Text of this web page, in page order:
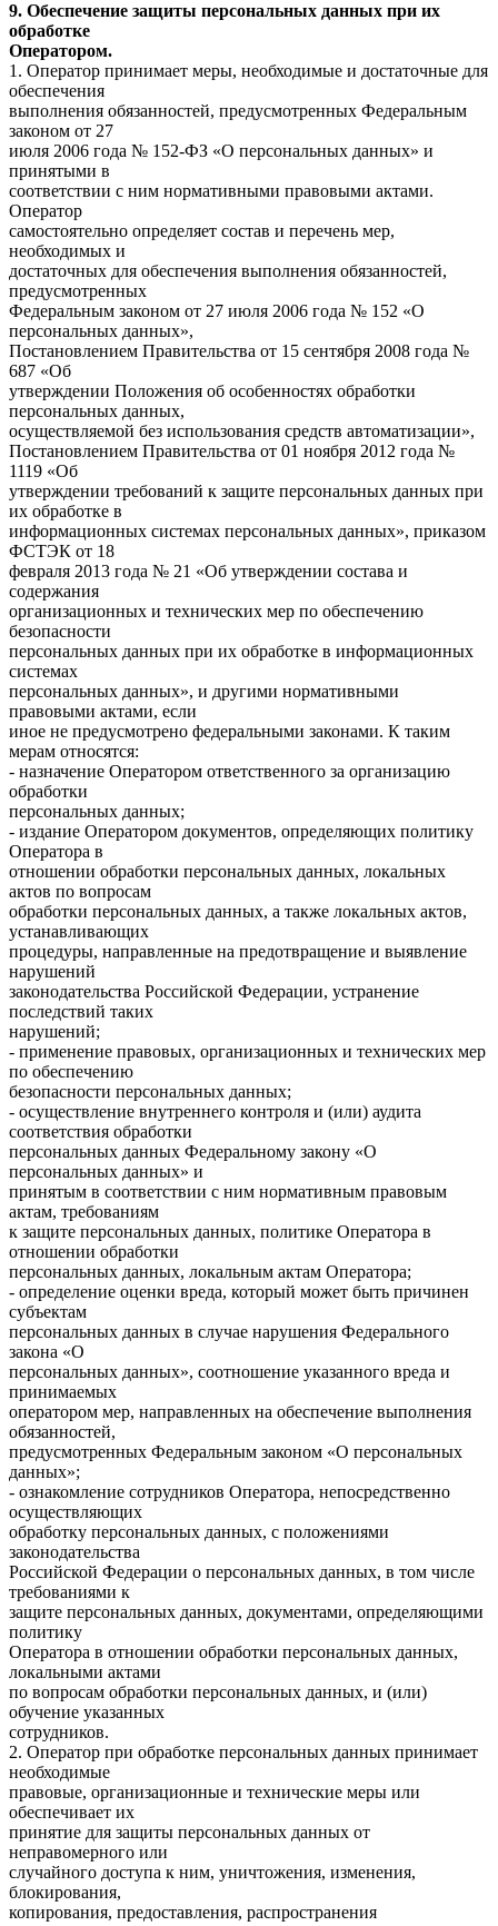
9. Обеспечение защиты персональных данных при их
обработке
Оператором.
1. Оператор принимает меры, необходимые и достаточные для
обеспечения
выполнения обязанностей, предусмотренных Федеральным
законом от 27
июля 2006 года № 152-ФЗ «О персональных данных» и
принятыми в
соответствии с ним нормативными правовыми актами.
Оператор
самостоятельно определяет состав и перечень мер,
необходимых и
достаточных для обеспечения выполнения обязанностей,
предусмотренных
Федеральным законом от 27 июля 2006 года № 152 «О
персональных данных»,
Постановлением Правительства от 15 сентября 2008 года №
687 «Об
утверждении Положения об особенностях обработки
персональных данных,
осуществляемой без использования средств автоматизации»,
Постановлением Правительства от 01 ноября 2012 года №
1119 «Об
утверждении требований к защите персональных данных при
их обработке в
информационных системах персональных данных», приказом
ФСТЭК от 18
февраля 2013 года № 21 «Об утверждении состава и
содержания
организационных и технических мер по обеспечению
безопасности
персональных данных при их обработке в информационных
системах
персональных данных», и другими нормативными
правовыми актами, если
иное не предусмотрено федеральными законами. К таким
мерам относятся:
- назначение Оператором ответственного за организацию
обработки
персональных данных;
- издание Оператором документов, определяющих политику
Оператора в
отношении обработки персональных данных, локальных
актов по вопросам
обработки персональных данных, а также локальных актов,
устанавливающих
процедуры, направленные на предотвращение и выявление
нарушений
законодательства Российской Федерации, устранение
последствий таких
нарушений;
- применение правовых, организационных и технических мер
по обеспечению
безопасности персональных данных;
- осуществление внутреннего контроля и (или) аудита
соответствия обработки
персональных данных Федеральному закону «О
персональных данных» и
принятым в соответствии с ним нормативным правовым
актам, требованиям
к защите персональных данных, политике Оператора в
отношении обработки
персональных данных, локальным актам Оператора;
- определение оценки вреда, который может быть причинен
субъектам
персональных данных в случае нарушения Федерального
закона «О
персональных данных», соотношение указанного вреда и
принимаемых
оператором мер, направленных на обеспечение выполнения
обязанностей,
предусмотренных Федеральным законом «О персональных
данных»;
- ознакомление сотрудников Оператора, непосредственно
осуществляющих
обработку персональных данных, с положениями
законодательства
Российской Федерации о персональных данных, в том числе
требованиями к
защите персональных данных, документами, определяющими
политику
Оператора в отношении обработки персональных данных,
локальными актами
по вопросам обработки персональных данных, и (или)
обучение указанных
сотрудников.
2. Оператор при обработке персональных данных принимает
необходимые
правовые, организационные и технические меры или
обеспечивает их
принятие для защиты персональных данных от
неправомерного или
случайного доступа к ним, уничтожения, изменения,
блокирования,
копирования, предоставления, распространения